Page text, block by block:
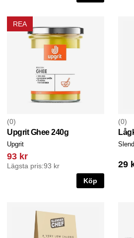
REA
0
Upgrit Ghee 240g
Upgrit
93 kr
Lägsta pris:93 kr
Köp
0
29